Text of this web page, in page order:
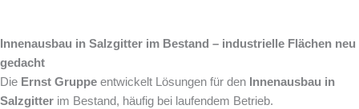
Innenausbau in Salzgitter im Bestand – industrielle Flächen neu
gedacht
Die Ernst Gruppe entwickelt Lösungen für den Innenausbau in
Salzgitter im Bestand, häufig bei laufendem Betrieb.